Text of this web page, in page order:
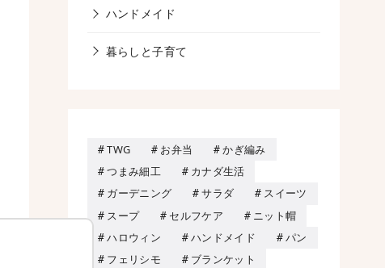
ハンドメイド
暮らしと子育て
TWG お弁当
かぎ編み
つまみ細工
カナダ生活
ガーデニング
サラダ
スイーツ
スープ
セルフケア
ニット帽
ハロウィン
ハンドメイド
パン
フェリシモ
ブランケット